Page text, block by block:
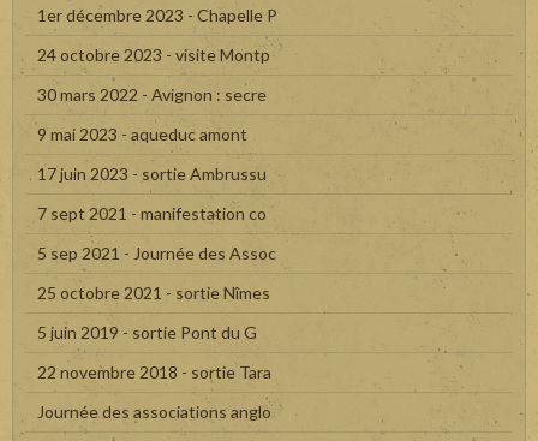
1er décembre 2023 - Chapelle P
24 octobre 2023 - visite Montp
30 mars 2022 - Avignon : secre
9 mai 2023 - aqueduc amont
17 juin 2023 - sortie Ambrussu
7 sept 2021 - manifestation co
5 sep 2021 - Journée des Assoc
25 octobre 2021 - sortie Nîmes
5 juin 2019 - sortie Pont du G
22 novembre 2018 - sortie Tara
Journée des associations anglo